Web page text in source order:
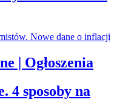
| Ogłoszenia
4 sposoby na